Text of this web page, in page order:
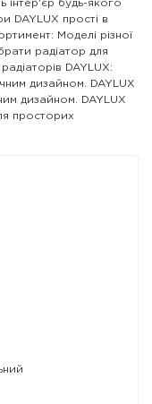
інтер'єр будь-якого
DAYLUX прості в
Моделі різної
радіатор для
DAYLUX:
дизайном. DAYLUX
дизайном. DAYLUX
просторих